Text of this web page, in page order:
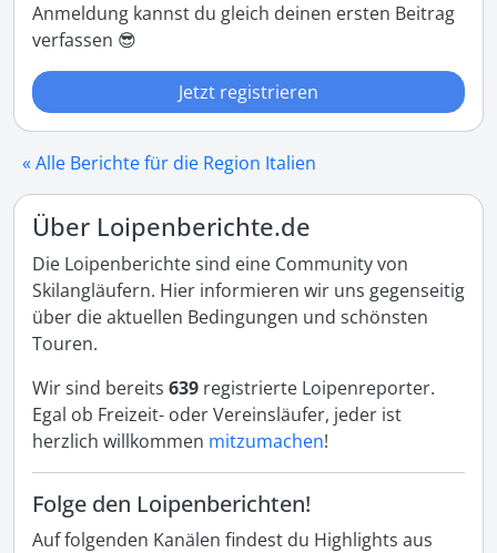
Anmeldung kannst du gleich deinen ersten Beitrag
verfassen 😎
Jetzt registrieren
« Alle Berichte für die Region Italien
Über Loipenberichte.de
Die Loipenberichte sind eine Community von
Skilangläufern. Hier informieren wir uns gegenseitig
über die aktuellen Bedingungen und schönsten
Touren.
Wir sind bereits 639 registrierte Loipenreporter.
Egal ob Freizeit- oder Vereinsläufer, jeder ist
herzlich willkommen mitzumachen!
Folge den Loipenberichten!
Auf folgenden Kanälen findest du Highlights aus